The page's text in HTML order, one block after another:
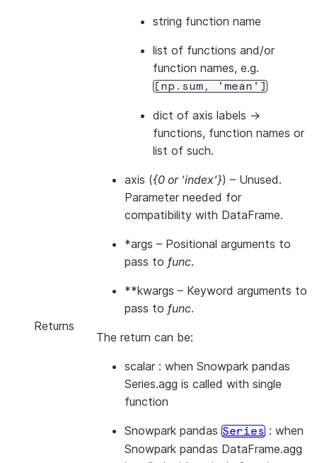
string function name
list of functions and/or
function names, e.g.
[np.sum, 'mean']
dict of axis labels ->
functions, function names or
list of such.
axis ({0 or 'index'}) – Unused.
Parameter needed for
compatibility with DataFrame.
*args – Positional arguments to
pass to func.
**kwargs – Keyword arguments to
pass to func.
Returns
The return can be:
scalar : when Snowpark pandas
Series.agg is called with single
function
Snowpark pandas Series : when
Snowpark pandas DataFrame.agg